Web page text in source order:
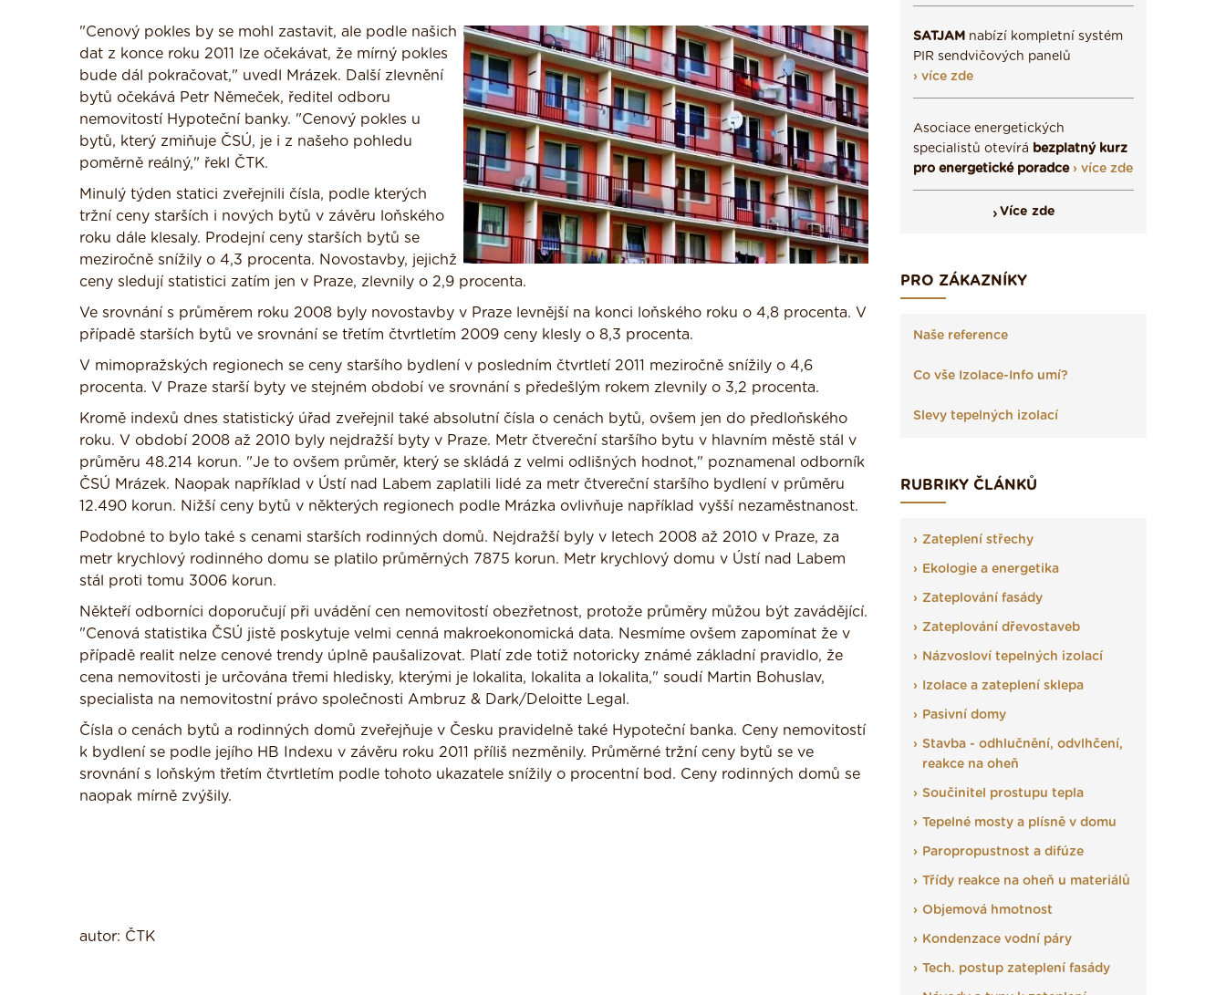
"Cenový pokles by se mohl zastavit, ale podle našich
dat z konce roku 2011 lze očekávat, že mírný pokles
bude dál pokračovat," uvedl Mrázek. Další zlevnění
bytů očekává Petr Němeček, ředitel odboru
nemovitostí Hypoteční banky. "Cenový pokles u
bytů, který zmiňuje ČSÚ, je i z našeho pohledu
poměrně reálný," řekl ČTK.
Minulý týden statici zveřejnili čísla, podle kterých
tržní ceny starších i nových bytů v závěru loňského
roku dále klesaly. Prodejní ceny starších bytů se
meziročně snížily o 4,3 procenta. Novostavby, jejichž
ceny sledují statistici zatím jen v Praze, zlevnily o 2,9 procenta.
Ve srovnání s průměrem roku 2008 byly novostavby v Praze levnější na konci loňského roku o 4,8 procenta. V
případě starších bytů ve srovnání se třetím čtvrtletím 2009 ceny klesly o 8,3 procenta.
V mimopražských regionech se ceny staršího bydlení v posledním čtvrtletí 2011 meziročně snížily o 4,6
procenta. V Praze starší byty ve stejném období ve srovnání s předešlým rokem zlevnily o 3,2 procenta.
Kromě indexů dnes statistický úřad zveřejnil také absolutní čísla o cenách bytů, ovšem jen do předloňského
roku. V období 2008 až 2010 byly nejdražší byty v Praze. Metr čtvereční staršího bytu v hlavním městě stál v
průměru 48.214 korun. "Je to ovšem průměr, který se skládá z velmi odlišných hodnot," poznamenal odborník
ČSÚ Mrázek. Naopak například v Ústí nad Labem zaplatili lidé za metr čtvereční staršího bydlení v průměru
12.490 korun. Nižší ceny bytů v některých regionech podle Mrázka ovlivňuje například vyšší nezaměstnanost.
Podobné to bylo také s cenami starších rodinných domů. Nejdražší byly v letech 2008 až 2010 v Praze, za
metr krychlový rodinného domu se platilo průměrných 7875 korun. Metr krychlový domu v Ústí nad Labem
stál proti tomu 3006 korun.
Někteří odborníci doporučují při uvádění cen nemovitostí obezřetnost, protože průměry můžou být zavádějící.
"Cenová statistika ČSÚ jistě poskytuje velmi cenná makroekonomická data. Nesmíme ovšem zapomínat že v
případě realit nelze cenové trendy úplně paušalizovat. Platí zde totiž notoricky známé základní pravidlo, že
cena nemovitosti je určována třemi hledisky, kterými je lokalita, lokalita a lokalita," soudí Martin Bohuslav,
specialista na nemovitostní právo společnosti Ambruz & Dark/Deloitte Legal.
Čísla o cenách bytů a rodinných domů zveřejňuje v Česku pravidelně také Hypoteční banka. Ceny nemovitostí
k bydlení se podle jejího HB Indexu v závěru roku 2011 příliš nezměnily. Průměrné tržní ceny bytů se ve
srovnání s loňským třetím čtvrtletím podle tohoto ukazatele snížily o procentní bod. Ceny rodinných domů se
naopak mírně zvýšily.
autor: ČTK
SATJAM nabízí kompletní systém
PIR sendvičových panelů
› více zde
Asociace energetických
specialistů otevírá bezplatný kurz
pro energetické poradce › více zde
Více zde
PRO ZÁKAZNÍKY
Naše reference
Co vše Izolace-Info umí?
Slevy tepelných izolací
RUBRIKY ČLÁNKŮ
Zateplení střechy
Ekologie a energetika
Zateplování fasády
Zateplování dřevostaveb
Názvosloví tepelných izolací
Izolace a zateplení sklepa
Pasivní domy
Stavba - odhlučnění, odvlhčení,
reakce na oheň
Součinitel prostupu tepla
Tepelné mosty a plísně v domu
Paropropustnost a difúze
Třídy reakce na oheň u materiálů
Objemová hmotnost
Kondenzace vodní páry
Tech. postup zateplení fasády